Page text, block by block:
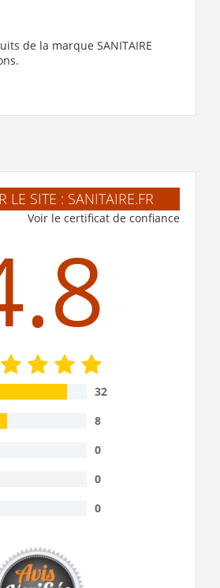
de la marque SANITAIRE
LE SITE : SANITAIRE.FR
Voir le certificat de confiance
32
8
0
0
0